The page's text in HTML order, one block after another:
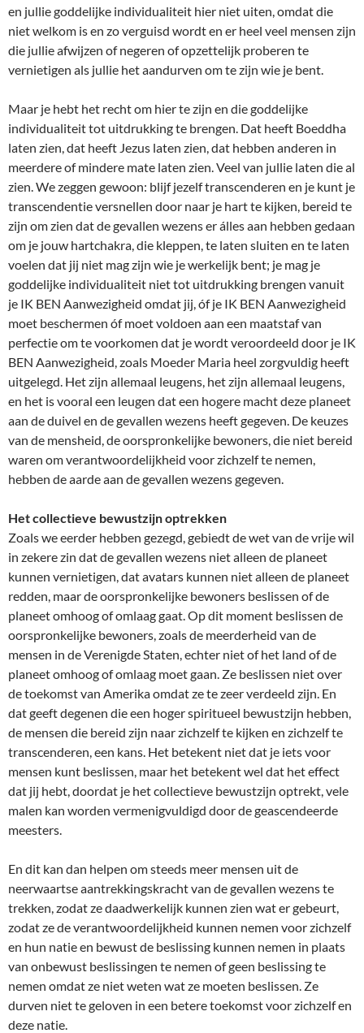
en jullie goddelijke individualiteit hier niet uiten, omdat die
niet welkom is en zo verguisd wordt en er heel veel mensen zijn
die jullie afwijzen of negeren of opzettelijk proberen te
vernietigen als jullie het aandurven om te zijn wie je bent.
Maar je hebt het recht om hier te zijn en die goddelijke
individualiteit tot uitdrukking te brengen. Dat heeft Boeddha
laten zien, dat heeft Jezus laten zien, dat hebben anderen in
meerdere of mindere mate laten zien. Veel van jullie laten die al
zien. We zeggen gewoon: blijf jezelf transcenderen en je kunt je
transcendentie versnellen door naar je hart te kijken, bereid te
zijn om zien dat de gevallen wezens er álles aan hebben gedaan
om je jouw hartchakra, die kleppen, te laten sluiten en te laten
voelen dat jij niet mag zijn wie je werkelijk bent; je mag je
goddelijke individualiteit niet tot uitdrukking brengen vanuit
je IK BEN Aanwezigheid omdat jij, óf je IK BEN Aanwezigheid
moet beschermen óf moet voldoen aan een maatstaf van
perfectie om te voorkomen dat je wordt veroordeeld door je IK
BEN Aanwezigheid, zoals Moeder Maria heel zorgvuldig heeft
uitgelegd. Het zijn allemaal leugens, het zijn allemaal leugens,
en het is vooral een leugen dat een hogere macht deze planeet
aan de duivel en de gevallen wezens heeft gegeven. De keuzes
van de mensheid, de oorspronkelijke bewoners, die niet bereid
waren om verantwoordelijkheid voor zichzelf te nemen,
hebben de aarde aan de gevallen wezens gegeven.
Het collectieve bewustzijn optrekken
Zoals we eerder hebben gezegd, gebiedt de wet van de vrije wil
in zekere zin dat de gevallen wezens niet alleen de planeet
kunnen vernietigen, dat avatars kunnen niet alleen de planeet
redden, maar de oorspronkelijke bewoners beslissen of de
planeet omhoog of omlaag gaat. Op dit moment beslissen de
oorspronkelijke bewoners, zoals de meerderheid van de
mensen in de Verenigde Staten, echter niet of het land of de
planeet omhoog of omlaag moet gaan. Ze beslissen niet over
de toekomst van Amerika omdat ze te zeer verdeeld zijn. En
dat geeft degenen die een hoger spiritueel bewustzijn hebben,
de mensen die bereid zijn naar zichzelf te kijken en zichzelf te
transcenderen, een kans. Het betekent niet dat je iets voor
mensen kunt beslissen, maar het betekent wel dat het effect
dat jij hebt, doordat je het collectieve bewustzijn optrekt, vele
malen kan worden vermenigvuldigd door de geascendeerde
meesters.
En dit kan dan helpen om steeds meer mensen uit de
neerwaartse aantrekkingskracht van de gevallen wezens te
trekken, zodat ze daadwerkelijk kunnen zien wat er gebeurt,
zodat ze de verantwoordelijkheid kunnen nemen voor zichzelf
en hun natie en bewust de beslissing kunnen nemen in plaats
van onbewust beslissingen te nemen of geen beslissing te
nemen omdat ze niet weten wat ze moeten beslissen. Ze
durven niet te geloven in een betere toekomst voor zichzelf en
deze natie.